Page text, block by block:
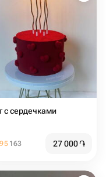
с сердечками
163 27 000֏